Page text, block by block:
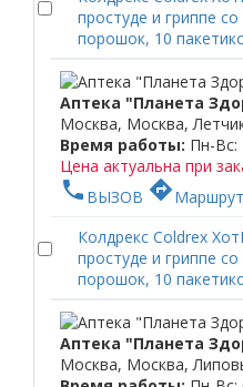
простуде и гриппе
порошок, 10
Аптека "Планета
Москва, Москва,
Время работы: Пн-Вс:
Цена актуальна при
phone ВЫЗОВ directionsМаршрут
Колдрекс Coldrex
простуде и гриппе
порошок, 10
Аптека "Планета
Москва, Москва,